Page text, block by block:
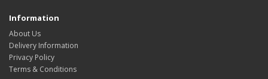
Information
About Us
Delivery Information
Privacy Policy
Terms & Conditions